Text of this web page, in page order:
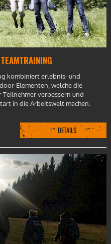
kombiniert erlebnis- und
Elementen, welche die
verbessern und
in die Arbeitswelt machen.
DETAILS